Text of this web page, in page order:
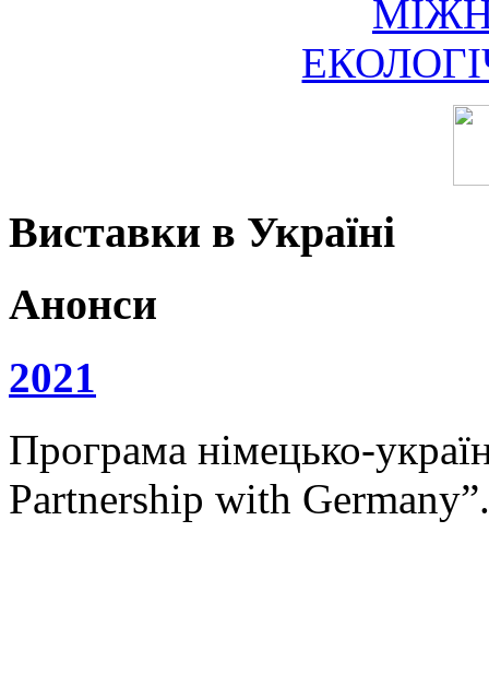
Виставки в Україні
Анонси
2021
Програма німецько-
Partnership with